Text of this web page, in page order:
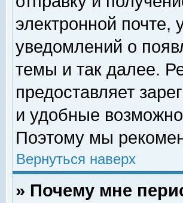
электронной почте,
уведомлений о
темы и так далее.
предоставляет
и удобные
Поэтому мы
Вернуться наверх
» Почему мне